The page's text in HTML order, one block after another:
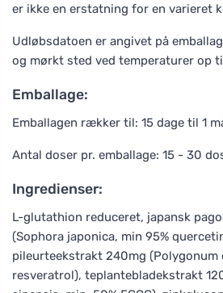
er ikke en erstatning for en varieret
Udløbsdatoen er angivet på
og mørkt sted ved temperaturer op
Emballage:
Emballagen rækker til: 15 dage til 1
Antal doser pr. emballage: 15 - 30
Ingredienser:
L-glutathion reduceret, japansk
(Sophora japonica, min 95%
pileurteekstrakt 240mg (Polygonum
resveratrol), teplantebladekstrakt